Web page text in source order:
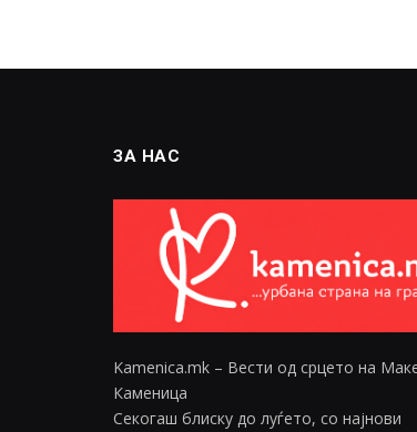
ЗА НАС
Kamenica.mk – Вести од срцето на
Каменица
Секогаш блиску до луѓето, со најнови